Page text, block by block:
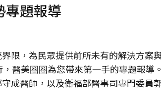
專題報導
限，為民眾提供前所未有的解決方案
醫美圈圈為您帶來第一手的專題報
醫師，以及衛福部醫事司專門委員